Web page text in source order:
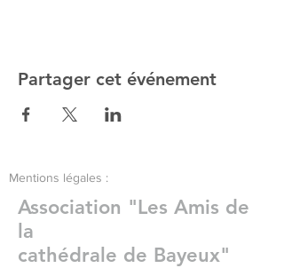
Partager cet événement
Mentions légales :
Association "Les Amis de
la
cathédrale de Bayeux"